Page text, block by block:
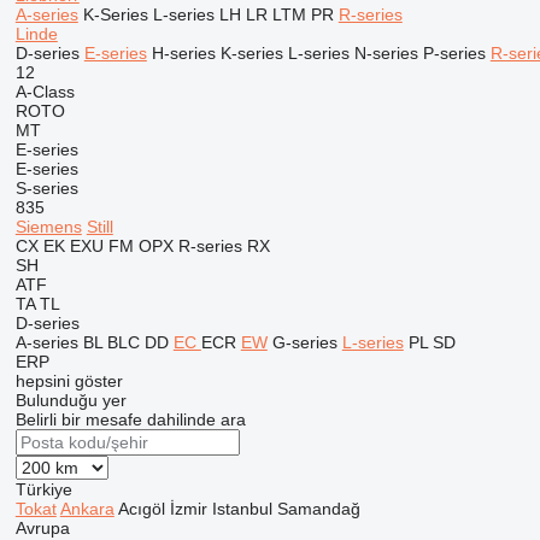
A-series K-Series L-series LH LR LTM PR R-series
Linde
D-series E-series H-series K-series L-series N-series P-series R-
12
A-Class
ROTO
MT
E-series
E-series
S-series
835
Siemens Still
CX EK EXU FM OPX R-series RX
SH
ATF
TA TL
D-series
A-series BL BLC DD EC ECR EW G-series L-series PL SD
ERP
hepsini göster
Bulunduğu yer
Belirli bir mesafe dahilinde ara
Türkiye
Tokat Ankara Acıgöl İzmir Istanbul Samandağ
Avrupa